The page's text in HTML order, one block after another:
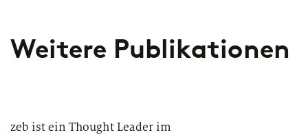
Weitere Publikationen
zeb ist ein Thought Leader im